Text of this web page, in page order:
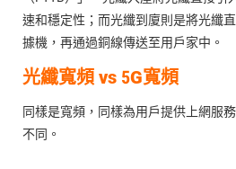
速和穩定性；而光纖到廈則是將光纖
據機，再通過銅線傳送至用戶家中。
光纖寬頻 vs 5G寬頻
同樣是寬頻，同樣為用戶提供上網服
不同。